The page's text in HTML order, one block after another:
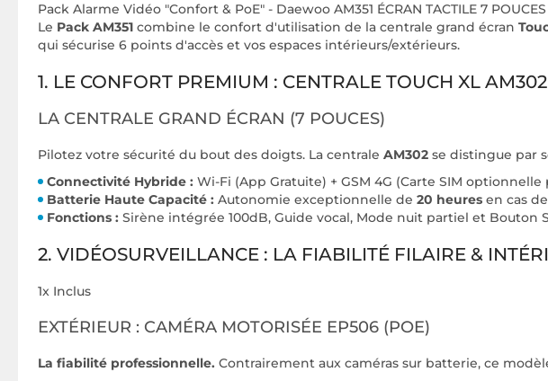
Pack Alarme Vidéo "Confort & PoE" - Daewoo AM351 ÉCRAN TACTILE 7
Le Pack AM351 combine le confort d'utilisation de la centrale grand écran
qui sécurise 6 points d'accès et vos espaces intérieurs/extérieurs.
1. LE CONFORT PREMIUM : CENTRALE TOUCH XL AM302
LA CENTRALE GRAND ÉCRAN (7 POUCES)
Pilotez votre sécurité du bout des doigts. La centrale AM302 se distingue par
Connectivité Hybride : Wi-Fi (App Gratuite) + GSM 4G (Carte SIM optionnelle
Batterie Haute Capacité : Autonomie exceptionnelle de 20 heures en cas
Fonctions : Sirène intégrée 100dB, Guide vocal, Mode nuit partiel et Bouton
2. VIDÉOSURVEILLANCE : LA FIABILITÉ FILAIRE &
1x Inclus
EXTÉRIEUR : CAMÉRA MOTORISÉE EP506 (POE)
La fiabilité professionnelle. Contrairement aux caméras sur batterie, ce